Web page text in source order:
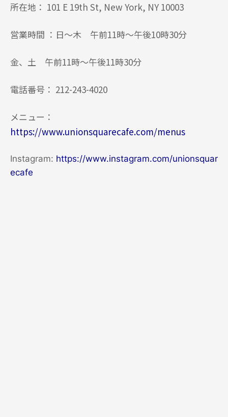
所在地： 101 E 19th St, New York, NY 10003
営業時間 ：日～木 午前11時～午後10時30分
金、土 午前11時～午後11時30分
電話番号： 212-243-4020
メニュー：
https://www.unionsquarecafe.com/menus
Instagram: https://www.instagram.com/unionsquar
ecafe